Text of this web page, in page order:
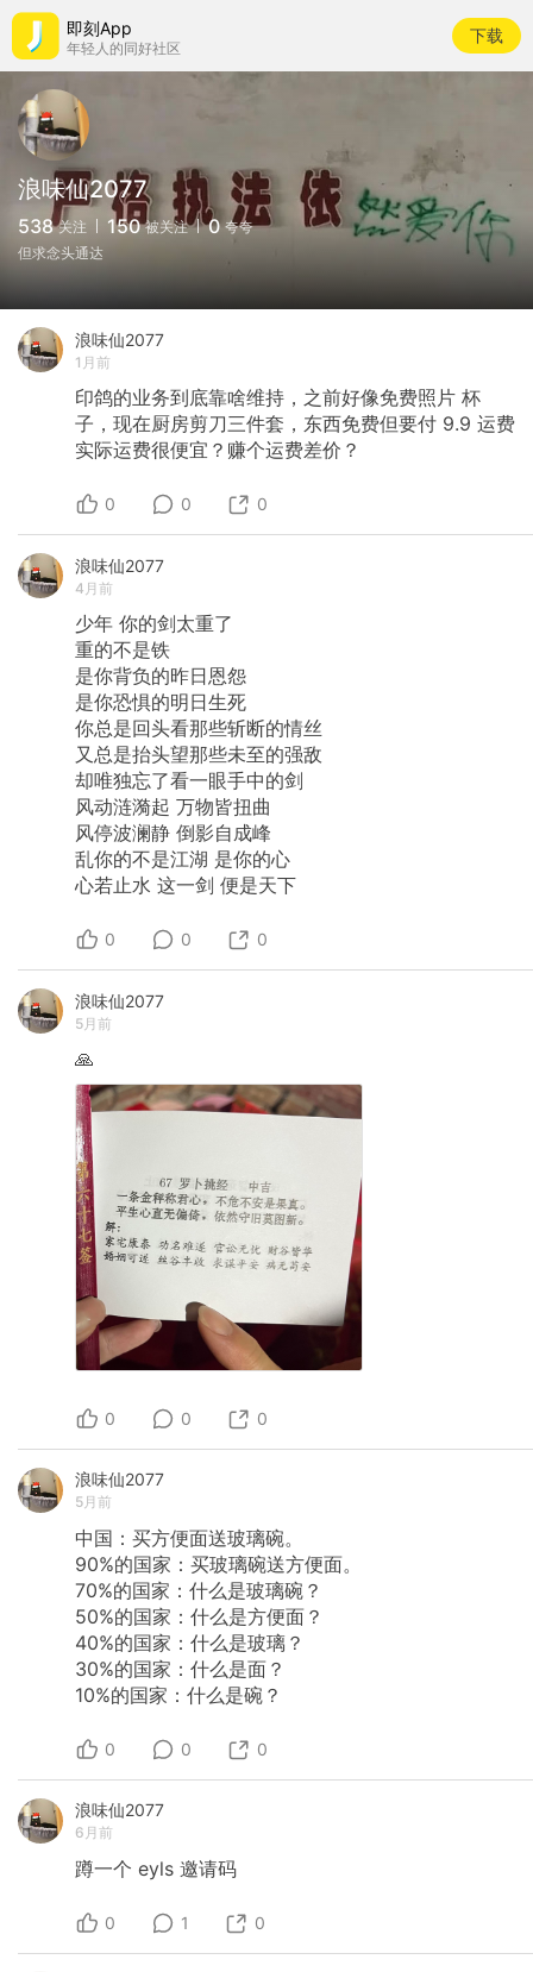
即刻App
年轻人的同好社区
下载
浪味仙2077
538 关注 150 被关注 0 夸夸
但求念头通达
浪味仙2077
1月前
印鸽的业务到底靠啥维持，之前好像免费照片 杯
子，现在厨房剪刀三件套，东西免费但要付 9.9 运费
实际运费很便宜？赚个运费差价？
0 0 0
浪味仙2077
4月前
少年 你的剑太重了
重的不是铁
是你背负的昨日恩怨
是你恐惧的明日生死
你总是回头看那些斩断的情丝
又总是抬头望那些未至的强敌
却唯独忘了看一眼手中的剑
风动涟漪起 万物皆扭曲
风停波澜静 倒影自成峰
乱你的不是江湖 是你的心
心若止水 这一剑 便是天下
0 0 0
浪味仙2077
5月前
🙏
0 0 0
浪味仙2077
5月前
中国：买方便面送玻璃碗。
90%的国家：买玻璃碗送方便面。
70%的国家：什么是玻璃碗？
50%的国家：什么是方便面？
40%的国家：什么是玻璃？
30%的国家：什么是面？
10%的国家：什么是碗？
0 0 0
浪味仙2077
6月前
蹲一个 eyls 邀请码
0 1 0